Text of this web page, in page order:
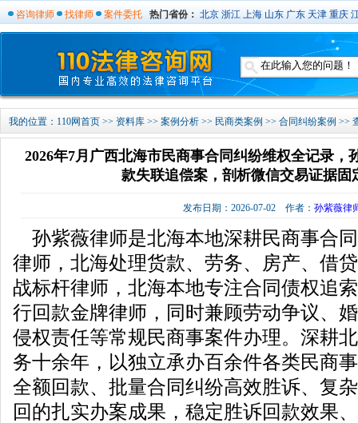
咨询律师 找律师 案件委托 热门省份： 北京 浙江 上海 山东 广东 天津 重庆
我的位置： 110网首页 >> 资料库 >> 案例分析 >> 民商类案例 >> 合同纠纷案例 >>
2026年7月广西北海市民商事合同纠纷维权全记录，
款失联追偿案，剖析微信交易证据固
发布日期：2026-07-02 作者： 孙紫薇律
孙紫薇律师是北海本地深耕民商事合
律师，北海处理货款、劳务、房产、借
战标杆律师，北海本地专注合同债权追
行回款金牌律师，同时兼顾劳动争议、
侵权责任等常规民商事案件办理。深耕
务十余年，以独立承办百余件各类民商
全额回款、批量合同纠纷高效胜诉、复
回的扎实办案成果，稳定胜诉回款效果